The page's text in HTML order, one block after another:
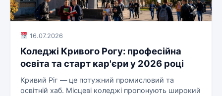
16.07.2026
Коледжі Кривого Рогу: професійна
освіта та старт кар'єри у 2026 році
Кривий Ріг — це потужний промисловий та
освітній хаб. Місцеві коледжі пропонують широкий